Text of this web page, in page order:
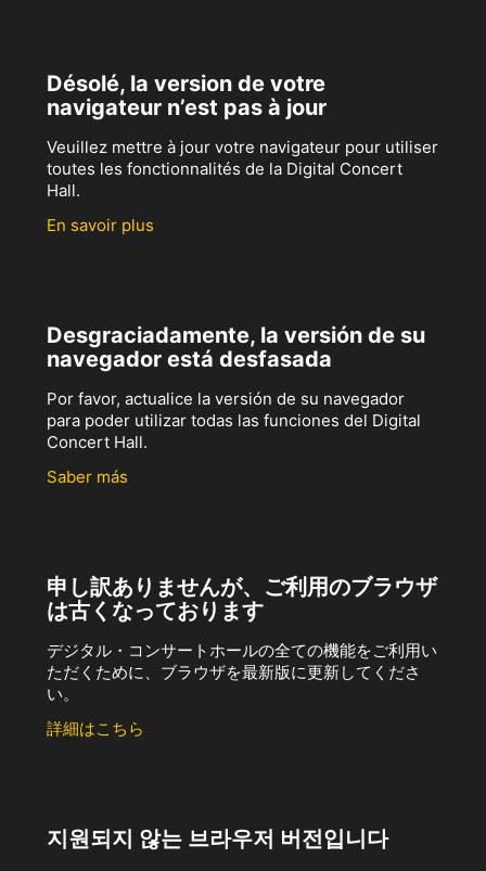
Désolé, la version de votre
navigateur n’est pas à jour
Veuillez mettre à jour votre navigateur pour utiliser
toutes les fonctionnalités de la Digital Concert
Hall.
En savoir plus
Desgraciadamente, la versión de su
navegador está desfasada
Por favor, actualice la versión de su navegador
para poder utilizar todas las funciones del Digital
Concert Hall.
Saber más
申し訳ありませんが、ご利用のブラウザ
は古くなっております
デジタル・コンサートホールの全ての機能をご利用い
ただくために、ブラウザを最新版に更新してくださ
い。
詳細はこちら
지원되지 않는 브라우저 버전입니다